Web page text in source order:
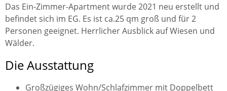
Das Ein-Zimmer-Apartment wurde 2021 neu erstellt und
befindet sich im EG. Es ist ca.25 qm groß und für 2
Personen geeignet. Herrlicher Ausblick auf Wiesen und
Wälder.
Die Ausstattung
Großzügiges Wohn/Schlafzimmer mit Doppelbett